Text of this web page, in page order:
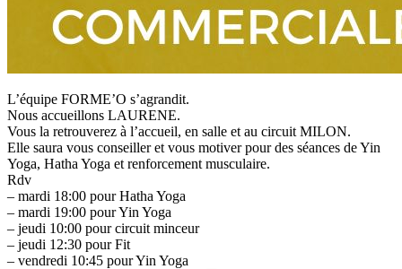
L’équipe FORME’O s’agrandit.
Nous accueillons LAURENE.
Vous la retrouverez à l’accueil, en salle et au circuit MILON.
Elle saura vous conseiller et vous motiver pour des séances de Yin
Yoga, Hatha Yoga et renforcement musculaire.
Rdv
– mardi 18:00 pour Hatha Yoga
– mardi 19:00 pour Yin Yoga
– jeudi 10:00 pour circuit minceur
– jeudi 12:30 pour Fit
– vendredi 10:45 pour Yin Yoga